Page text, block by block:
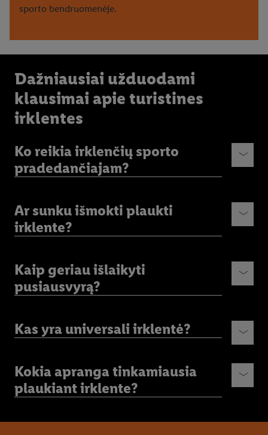
sporto bendruomenėje.
Dažniausiai užduodami
klausimai apie turistines
irklentes
Ko reikia irklenčių sporto
pradedančiajam?
Ar sunku išmokti plaukti
irklente?
Kaip geriau išlaikyti
pusiausvyrą?
Kas yra universali irklentė?
Kokia apranga tinkamiausia
plaukiant irklente?